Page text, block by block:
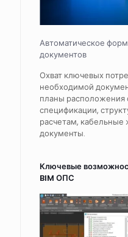
Автоматическое
документов
Охват ключевых
необходимой
планы расположения
спецификации,
расчетам,
документы.
Ключевые
BIM ОПС